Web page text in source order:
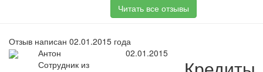
Читать все отзывы
Отзыв написан 02.01.2015 года
Антон
Сотрудник из
02.01.2015